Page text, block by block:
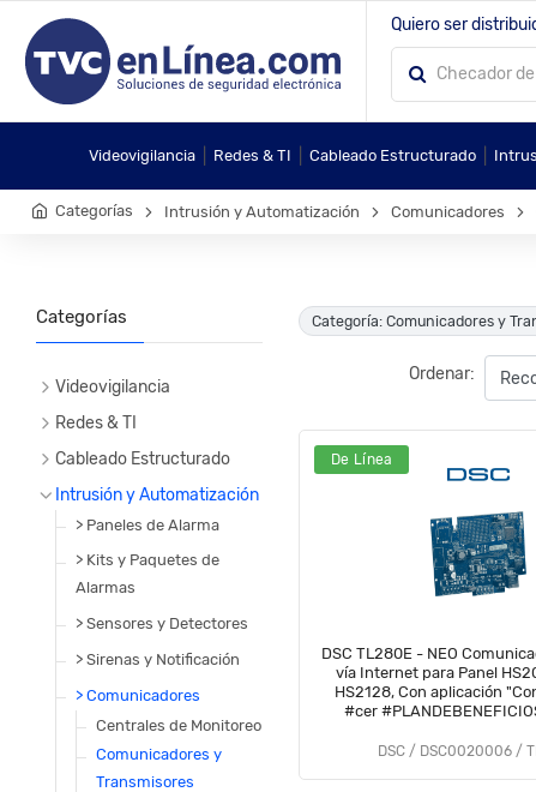
Quiero ser
Videovigilancia Redes & TI Cableado Estructurado
Categorías Intrusión y Automatización Comunicadores
Categoría: Comunicadores y
Ordenar:
De Línea
DSC TL280E - NEO
vía Internet para Panel
HS2128, Con aplicación
#cer
DSC / DSC0020006 /
Categorías
Videovigilancia
Redes & TI
Cableado Estructurado
Intrusión y Automatización
> Paneles de Alarma
> Kits y Paquetes de
Alarmas
> Sensores y Detectores
> Sirenas y Notificación
> Comunicadores
Centrales de Monitoreo
Comunicadores y
Transmisores